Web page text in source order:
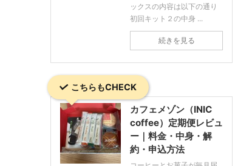
ックスの内容は以下の通り
初回キット２の中身 ...
続きを見る
こちらもCHECK
カフェメゾン（INIC
coffee）定期便レビュ
ー｜料金・中身・解
約・申込方法